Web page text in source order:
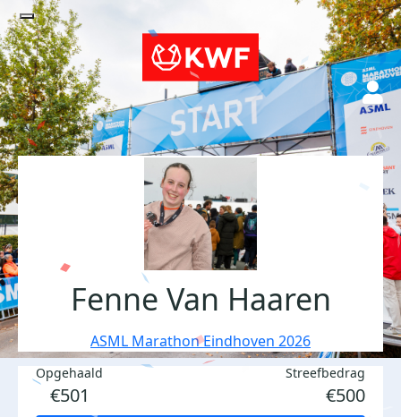
Fenne Van Haaren
ASML Marathon Eindhoven 2026
Opgehaald
€501
Streefbedrag
€500